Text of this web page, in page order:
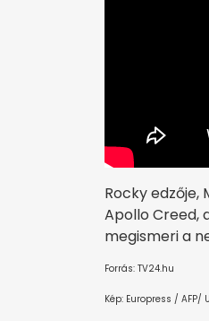
Rocky
Apollo Creed,
megismeri a
Forrás: TV24.hu
Kép: Europress /